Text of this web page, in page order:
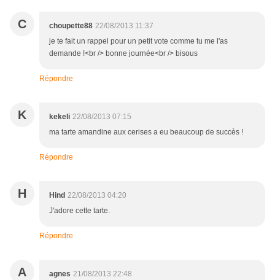
C choupette88 22/08/2013 11:37
je te fait un rappel pour un petit vote comme tu me l'as
demande !<br /> bonne journée<br /> bisous
Répondre
K kekeli 22/08/2013 07:15
ma tarte amandine aux cerises a eu beaucoup de succès !
Répondre
H Hind 22/08/2013 04:20
J'adore cette tarte.
Répondre
A agnes 21/08/2013 22:48